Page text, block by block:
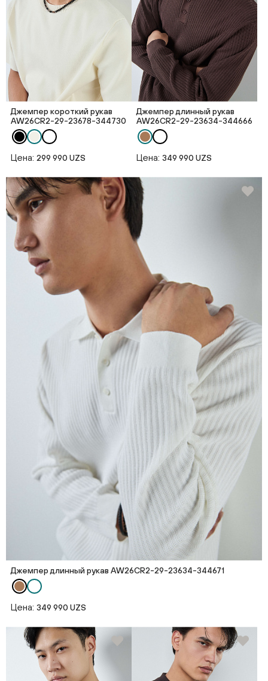
Джемпер короткий рукав
AW26CR2-29-23678-344730
Цена: 299 990 UZS
Джемпер длинный рукав
AW26CR2-29-23634-344666
Цена: 349 990 UZS
Джемпер длинный рукав AW26CR2-29-23634-344671
Цена: 349 990 UZS